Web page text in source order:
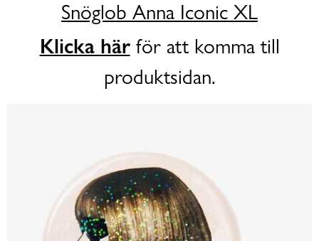
Snöglob Anna Iconic XL
Klicka härför att komma till
produktsidan.